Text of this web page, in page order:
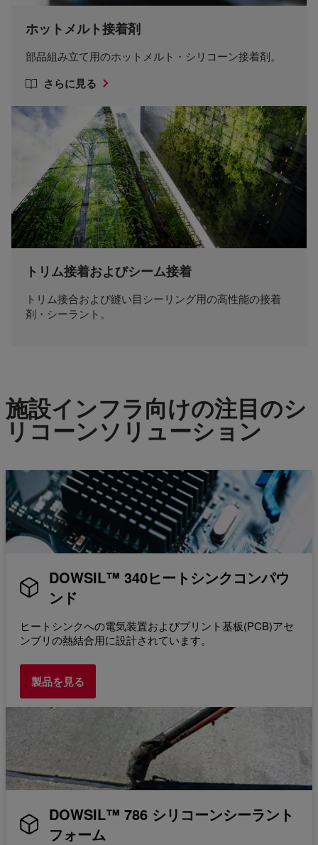
ホットメルト接着剤
部品組み立て用のホットメルト・シリコーン接着剤。
さらに見る
トリム接着およびシーム接着
トリム接合および縫い目シーリング用の高性能の接着
剤・シーラント。
施設インフラ向けの注目のシ
リコーンソリューション
DOWSIL™ 340ヒートシンクコンパウ
ンド
ヒートシンクへの電気装置およびプリント基板(PCB)アセ
ンブリの熱結合用に設計されています。
製品を見る
DOWSIL™ 786 シリコーンシーラント
フォーム